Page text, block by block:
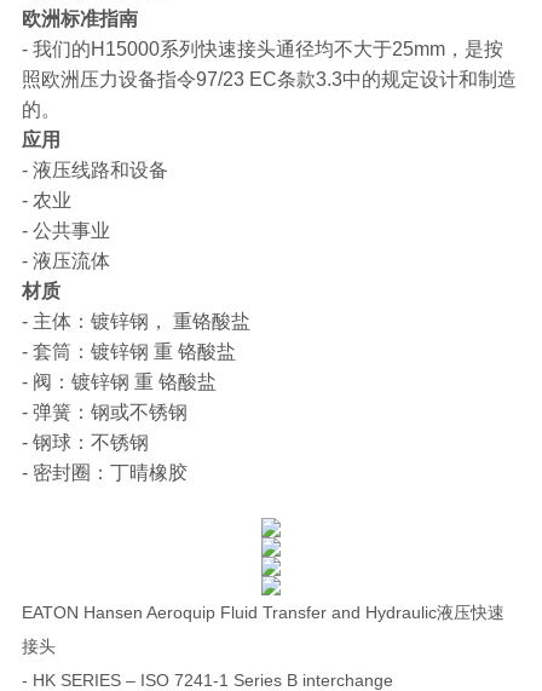
欧洲标准指南
- 我们的H15000系列快速接头通径均不大于25mm，是按
照欧洲压力设备指令97/23 EC条款3.3中的规定设计和制造
的。
应用
- 液压线路和设备
- 农业
- 公共事业
- 液压流体
材质
- 主体：镀锌钢， 重铬酸盐
- 套筒：镀锌钢 重 铬酸盐
- 阀：镀锌钢 重 铬酸盐
- 弹簧：钢或不锈钢
- 钢球：不锈钢
- 密封圈：丁晴橡胶
EATON Hansen Aeroquip Fluid Transfer and Hydraulic液压快速
接头
- HK SERIES – ISO 7241-1 Series B interchange